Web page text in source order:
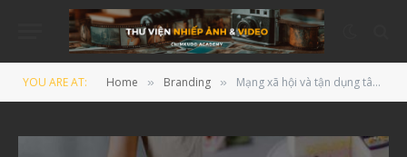
YOU ARE AT: Home » Branding » Mạng xã hội và tận dụng tâm lý con người để tăng tương tác